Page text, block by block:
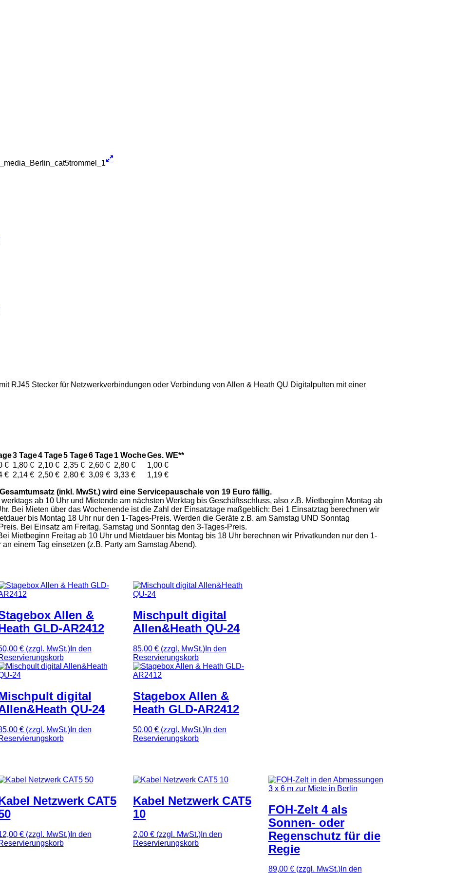
RJ45 Stecker für Netzwerkverbindungen oder Verbindung von Allen & Heath QU Digitalpulten mit einer
3 Tage4 Tage5 Tage6 Tage1 WocheGes. WE**
€ 1,80 € 2,10 € 2,35 € 2,60 € 2,80 €
1,00 €
€ 2,14 € 2,50 € 2,80 € 3,09 € 3,33 € 1,19 €
(inkl. MwSt.) wird eine Servicepauschale von 19 Euro fällig.
ab 10 Uhr und Mietende am nächsten Werktag bis Geschäftsschluss, also z.B. Mietbeginn Montag ab
Bei Mieten über das Wochenende ist die Zahl der Einsatztage maßgeblich: Bei 1 Einsatztag berechnen wir
bis Montag 18 Uhr nur den 1-Tages-Preis. Werden die Geräte z.B. am Samstag UND Sonntag
Bei Einsatz am Freitag, Samstag und Sonntag den 3-Tages-Preis.
Mietbeginn Freitag ab 10 Uhr und Mietdauer bis Montag bis 18 Uhr berechnen wir Privatkunden nur den 1-
einem Tag einsetzen (z.B. Party am Samstag Abend).
Allen &
GLD-AR2412
€ (zzgl. MwSt.)In den
Mischpult digital
Allen&Heath QU-24
85,00 € (zzgl. MwSt.) In den
Reservierungskorb
digital
QU-24
€ (zzgl. MwSt.)In den
Stagebox Allen &
Heath GLD-AR2412
50,00 € (zzgl. MwSt.) In den
Reservierungskorb
Netzwerk CAT5
€ (zzgl. MwSt.)In den
Kabel Netzwerk CAT5
10
2,00 € (zzgl. MwSt.) In den
Reservierungskorb
FOH-Zelt 4 als
Sonnen- oder
Regenschutz für die
Regie
89,00 € (zzgl. MwSt.)In den